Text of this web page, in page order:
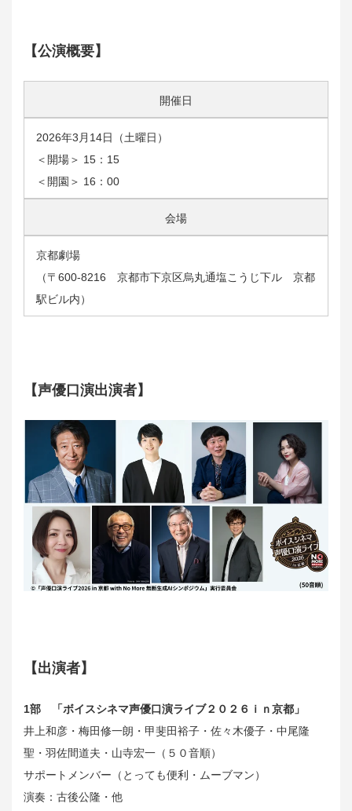
【公演概要】
開催日
2026年3月14日（土曜日）
＜開場＞ 15：15
＜開園＞ 16：00
会場
京都劇場
（〒600-8216 京都市下京区烏丸通塩こうじ下ル 京都
駅ビル内）
【声優口演出演者】
【出演者】
1部 「ボイスシネマ声優口演ライブ２０２６ｉｎ京都」
井上和彦・梅田修一朗・甲斐田裕子・佐々木優子・中尾隆
聖・羽佐間道夫・山寺宏一（５０音順）
サポートメンバー（とっても便利・ムーブマン）
演奏：古後公隆・他